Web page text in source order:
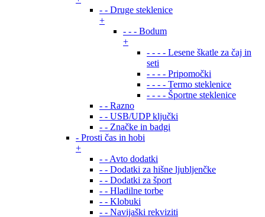
- - Druge steklenice
+
- - - Bodum
+
- - - - Lesene škatle za čaj in
seti
- - - - Pripomočki
- - - - Termo steklenice
- - - - Športne steklenice
- - Razno
- - USB/UDP ključki
- - Značke in badgi
- Prosti čas in hobi
+
- - Avto dodatki
- - Dodatki za hišne ljubljenčke
- - Dodatki za šport
- - Hladilne torbe
- - Klobuki
- - Navijaški rekviziti